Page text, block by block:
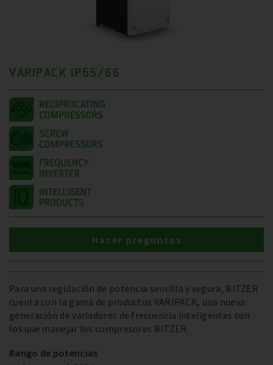
VARIPACK IP55/66
Para una regulación de potencia sencilla y segura, BITZER
cuenta con la gama de productos VARIPACK, una nueva
generación de variadores de frecuencia inteligentes con
los que manejar los compresores BITZER.
Rango de potencias
Hacer preguntas